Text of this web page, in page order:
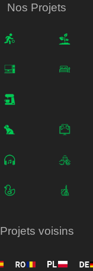
Nos Projets
Projets voisins